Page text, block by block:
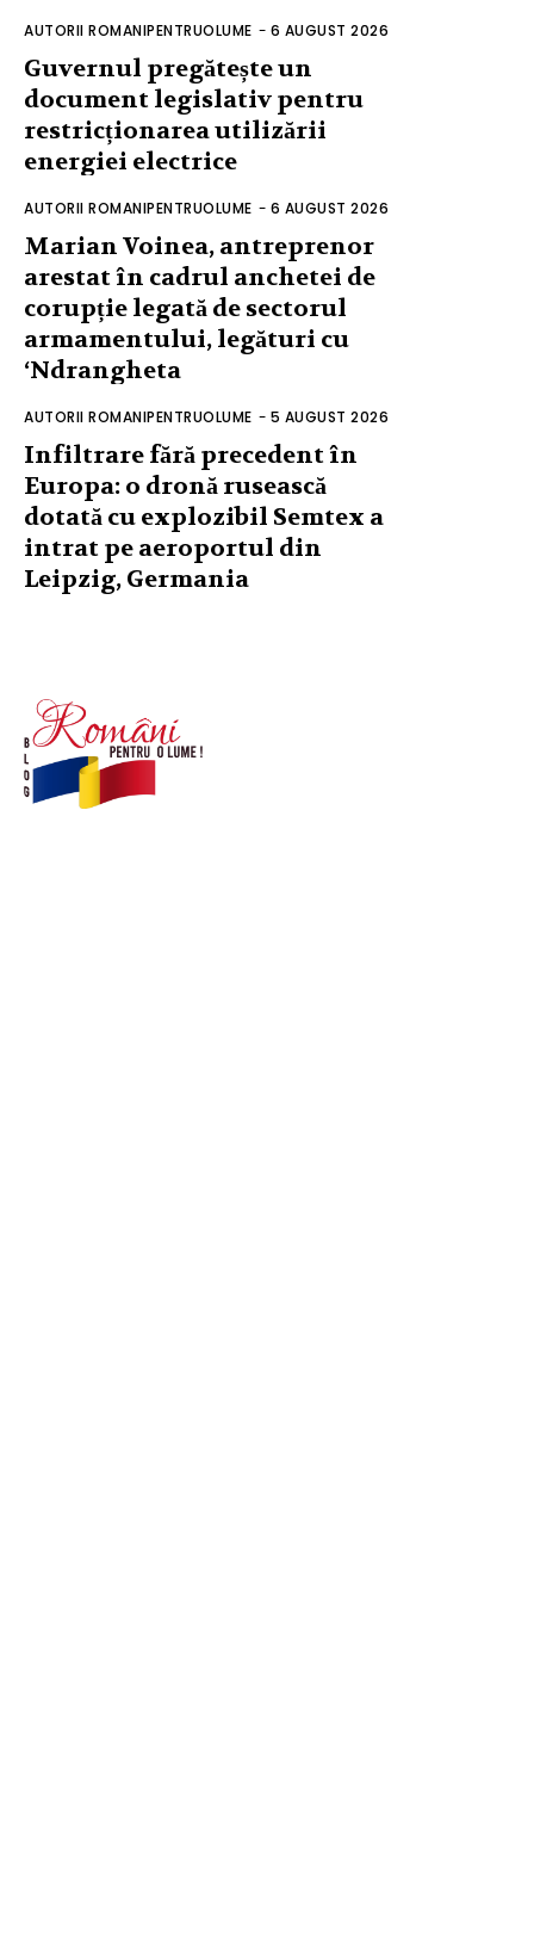
AUTORII ROMANIPENTRUOLUME - 6 AUGUST 2026
Guvernul pregătește un
document legislativ pentru
restricționarea utilizării
energiei electrice
AUTORII ROMANIPENTRUOLUME - 6 AUGUST 2026
Marian Voinea, antreprenor
arestat în cadrul anchetei de
corupție legată de sectorul
armamentului, legături cu
‘Ndrangheta
AUTORII ROMANIPENTRUOLUME - 5 AUGUST 2026
Infiltrare fără precedent în
Europa: o dronă rusească
dotată cu explozibil Semtex a
intrat pe aeroportul din
Leipzig, Germania